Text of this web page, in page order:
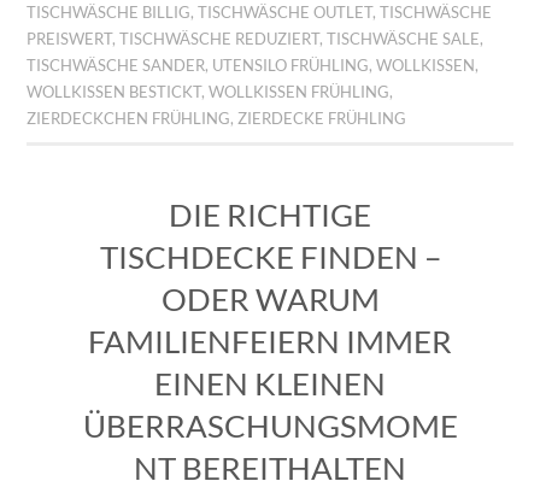
TISCHWÄSCHE BILLIG,TISCHWÄSCHE OUTLET,TISCHWÄSCHE
PREISWERT,TISCHWÄSCHE REDUZIERT,TISCHWÄSCHE SALE,
TISCHWÄSCHE SANDER, UTENSILO FRÜHLING,WOLLKISSEN ,
WOLLKISSEN BESTICKT,WOLLKISSEN FRÜHLING,
ZIERDECKCHEN FRÜHLING, ZIERDECKE FRÜHLING
DIE RICHTIGE
TISCHDECKE FINDEN –
ODER WARUM
FAMILIENFEIERN IMMER
EINEN KLEINEN
ÜBERRASCHUNGSMOME
NT BEREITHALTEN